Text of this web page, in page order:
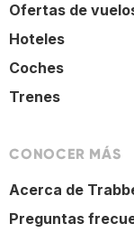
Ofertas de
Hoteles
Coches
Trenes
CONOCER MÁS
Acerca de
Preguntas